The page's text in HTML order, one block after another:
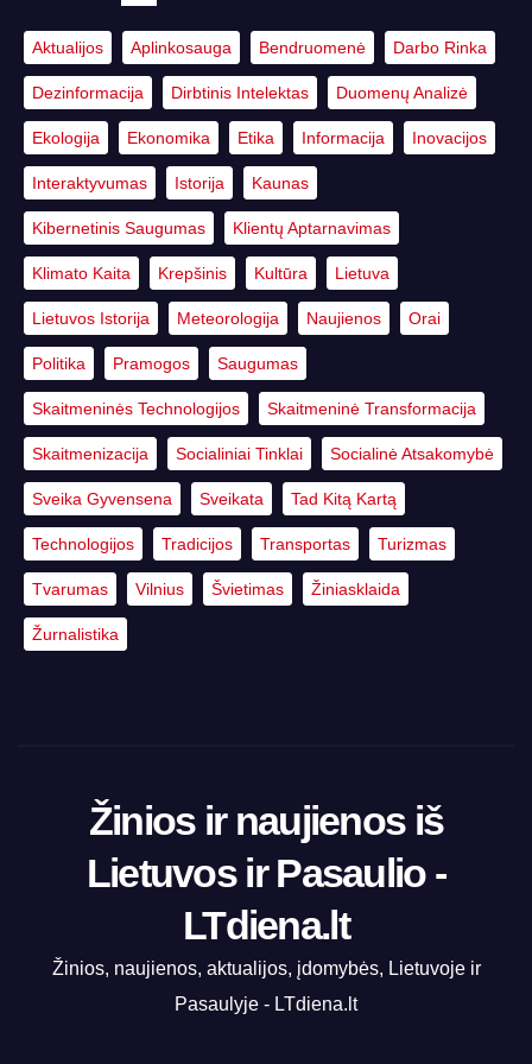
Aktualijos Aplinkosauga Bendruomenė Darbo Rinka
Dezinformacija Dirbtinis Intelektas Duomenų Analizė
Ekologija Ekonomika Etika Informacija Inovacijos
Interaktyvumas Istorija Kaunas
Kibernetinis Saugumas Klientų Aptarnavimas
Klimato Kaita Krepšinis Kultūra Lietuva
Lietuvos Istorija Meteorologija Naujienos Orai
Politika Pramogos Saugumas
Skaitmeninės Technologijos Skaitmeninė Transformacija
Skaitmenizacija Socialiniai Tinklai Socialinė Atsakomybė
Sveika Gyvensena Sveikata Tad Kitą Kartą
Technologijos Tradicijos Transportas Turizmas
Tvarumas Vilnius Švietimas Žiniasklaida
Žurnalistika
Žinios ir naujienos iš
Lietuvos ir Pasaulio -
LTdiena.lt
Žinios, naujienos, aktualijos, įdomybės, Lietuvoje ir
Pasaulyje - LTdiena.lt